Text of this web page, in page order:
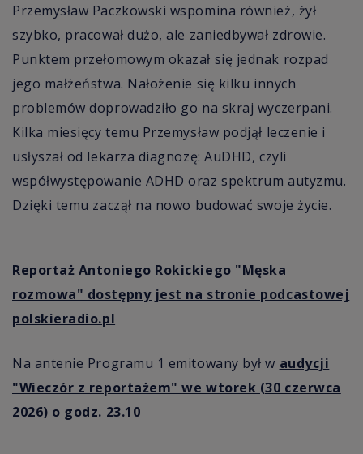
Przemysław Paczkowski wspomina również, żył
szybko, pracował dużo, ale zaniedbywał zdrowie.
Punktem przełomowym okazał się jednak rozpad
jego małżeństwa. Nałożenie się kilku innych
problemów doprowadziło go na skraj wyczerpani.
Kilka miesięcy temu Przemysław podjął leczenie i
usłyszał od lekarza diagnozę: AuDHD, czyli
współwystępowanie ADHD oraz spektrum autyzmu.
Dzięki temu zaczął na nowo budować swoje życie.
Reportaż Antoniego Rokickiego "Męska
rozmowa" dostępny jest na stronie podcastowej
polskieradio.pl
Na antenie Programu 1 emitowany był w audycji
"Wieczór z reportażem" we wtorek (30 czerwca
2026) o godz. 23.10